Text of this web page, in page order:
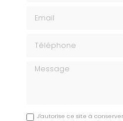
Message
J'autorise ce site à